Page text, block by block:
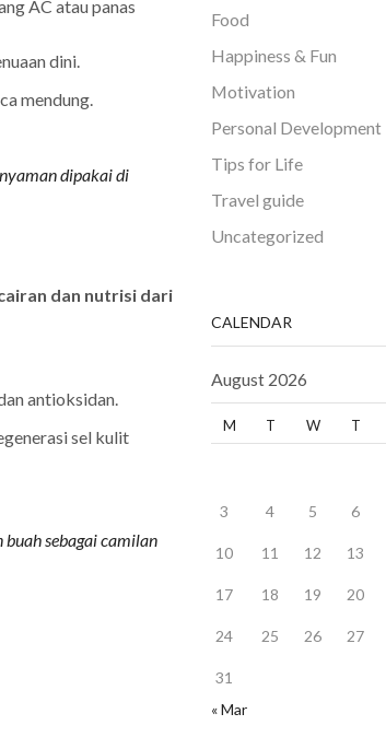
AC atau panas
dini.
mendung.
dipakai di
dan nutrisi dari
antioksidan.
sel kulit
sebagai camilan
Food
Happiness & Fun
Motivation
Personal Development
Tips for Life
Travel guide
Uncategorized
CALENDAR
August 2026
M T W T
3 4 5 6
10 11 12 13
17 18 19 20
24 25 26 27
31
« Mar